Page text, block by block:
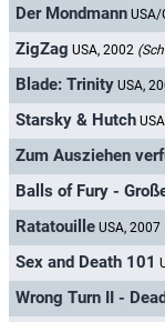
Der Mondmann USA/
ZigZag USA, 2002
Blade: Trinity USA,
Starsky & Hutch
Zum Ausziehen
Balls of Fury -
Ratatouille USA, 2007
Sex and Death 101
Wrong Turn II -